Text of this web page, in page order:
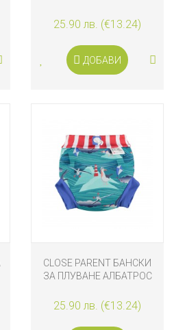
25.90 лв. (€13.24)
ДОБАВИ
CLOSE PARENT БАНСКИ
ЗА ПЛУВАНЕ АЛБАТРОС
25.90 лв. (€13.24)